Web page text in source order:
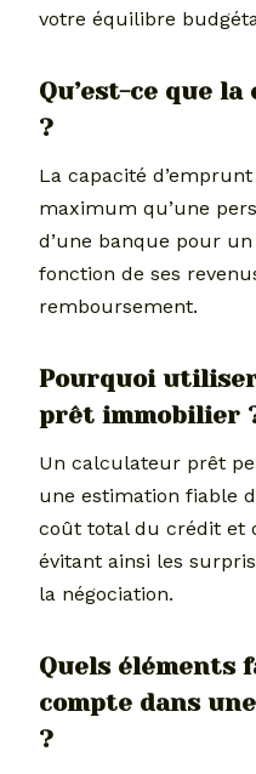
votre équilibre
Qu’est-ce que
?
La capacité
maximum qu’une
d’une banque pour
fonction de ses
remboursement.
Pourquoi
prêt immobilier
Un calculateur prêt
une estimation fiable
coût total du crédit et
évitant ainsi les
la négociation.
Quels éléments
compte dans
?